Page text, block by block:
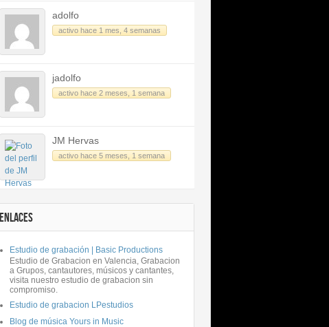
adolfo
activo hace 1 mes, 4 semanas
jadolfo
activo hace 2 meses, 1 semana
JM Hervas
activo hace 5 meses, 1 semana
ENLACES
Estudio de grabación | Basic Productions
Estudio de Grabacion en Valencia, Grabacion
a Grupos, cantautores, músicos y cantantes,
visita nuestro estudio de grabacion sin
compromiso.
Estudio de grabacion LPestudios
Blog de música Yours in Music